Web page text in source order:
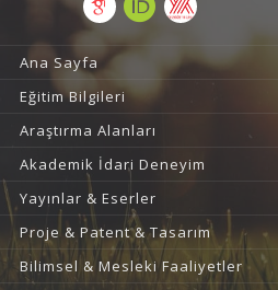
Ana Sayfa
Eğitim Bilgileri
Araştırma Alanları
Akademik İdari Deneyim
Yayınlar & Eserler
Proje & Patent & Tasarım
Bilimsel & Mesleki Faaliyetler